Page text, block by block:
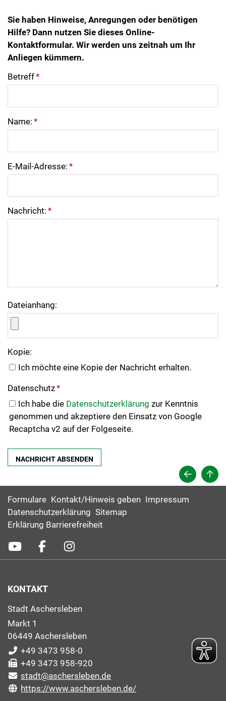
Sie haben Hinweise, Anregungen oder benötigen
Hilfe? Dann nutzen Sie dieses Online-
Kontaktformular. Wir werden uns zeitnah um Ihr
Anliegen kümmern.
Betreff*
Name: *
E-Mail-Adresse: *
Nachricht: *
Dateianhang:
Kopie:
Ich möchte eine Kopie der Nachricht erhalten.
Datenschutz*
Ich habe die Datenschutzerklärung zur Kenntnis
genommen und akzeptiere den Einsatz von Google
Recaptcha v2 auf der Folgeseite.
Formulare Kontakt/Hinweis geben Impressum
Datenschutzerklärung Sitemap
Erklärung Barrierefreiheit
KONTAKT
Stadt Aschersleben
Markt 1
06449 Aschersleben
+49 3473 958-0
+49 3473 958-920
stadt@aschersleben.de
https://www.aschersleben.de/